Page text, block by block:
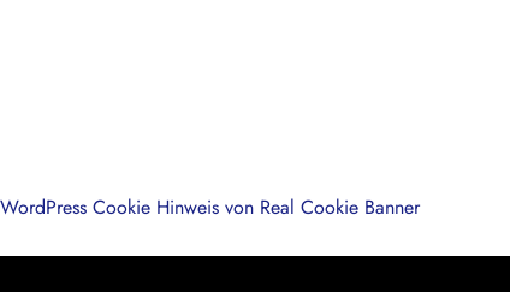
WordPress Cookie Hinweis von Real Cookie Banner